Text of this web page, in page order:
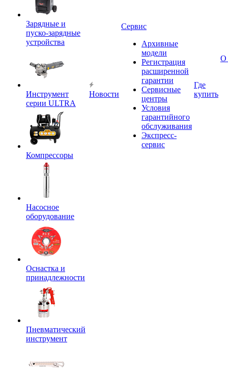
Зарядные и
пуско-зарядные
устройства
Инструмент
серии ULTRA
Компрессоры
Насосное
оборудование
Оснастка и
принадлежности
Пневматический
инструмент
Новости
Сервис
Архивные
модели
Регистрация
расширенной
гарантии
Сервисные
центры
Условия
гарантийного
обслуживания
Экспресс-
сервис
Где
купить
О